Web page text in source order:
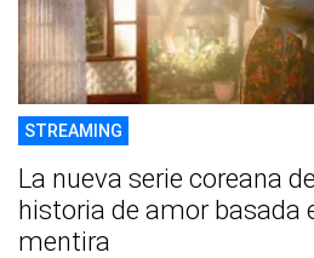
STREAMING
La nueva serie coreana
historia de amor basada
mentira